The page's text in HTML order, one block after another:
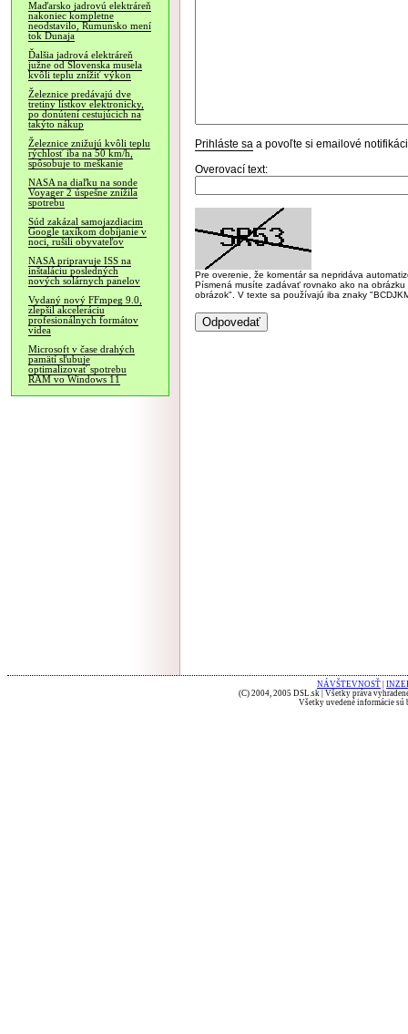
Maďarsko jadrovú elektráreň
nakoniec kompletne
neodstavilo, Rumunsko mení
tok Dunaja
Ďalšia jadrová elektráreň
južne od Slovenska musela
kvôli teplu znížiť výkon
Železnice predávajú dve
tretiny lístkov elektronicky,
po donútení cestujúcich na
takýto nákup
Železnice znižujú kvôli teplu
rýchlosť iba na 50 km/h,
spôsobuje to meškanie
NASA na diaľku na sonde
Voyager 2 úspešne znížila
spotrebu
Súd zakázal samojazdiacim
Google taxíkom dobíjanie v
noci, rušili obyvateľov
NASA pripravuje ISS na
inštaláciu posledných
nových solárnych panelov
Vydaný nový FFmpeg 9.0,
zlepšil akceleráciu
profesionálnych formátov
videa
Microsoft v čase drahých
pamätí sľubuje
optimalizovať spotrebu
RAM vo Windows 11
Prihláste sa a povoľte si emailové
Overovací text:
Pre overenie, že komentár sa nepridáva
Písmená musíte zadávať rovnako ako na
obrázok". V texte sa používajú iba znaky
NÁVŠTEVNOSŤ
(C) 2004, 2005 DSL.sk | Všetky práva
Všetky uvedené informácie sú